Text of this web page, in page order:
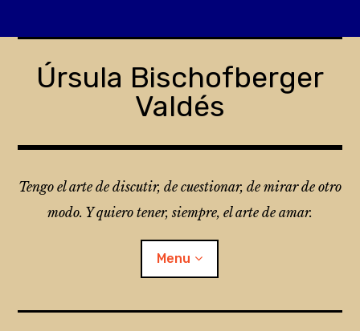
contentÚrsula Bischofberger
Valdés
Tengo el arte de discutir, de cuestionar, de mirar de otro
modo. Y quiero tener, siempre, el arte de amar.
Menu